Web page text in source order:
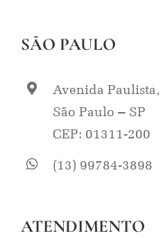
SÃO PAULO
Avenida Paulista,
São Paulo – SP
CEP: 01311-200
(13) 99784-3898
ATENDIMENTO